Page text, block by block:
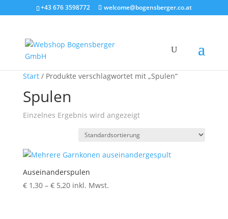
+43 676 3598772 welcome@bogensberger.co.at
Start/ Produkte verschlagwortet mit „Spulen“
Spulen
Einzelnes Ergebnis wird angezeigt
Auseinanderspulen
€1,30 – €5,20Preisspanne:
inkl. Mwst.